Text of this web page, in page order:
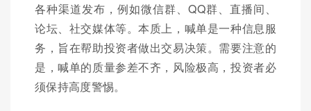
各种渠道发布，例如微信群、QQ群、直播间、
论坛、社交媒体等。本质上，喊单是一种信息服
务，旨在帮助投资者做出交易决策。需要注意的
是，喊单的质量参差不齐，风险极高，投资者必
须保持高度警惕。